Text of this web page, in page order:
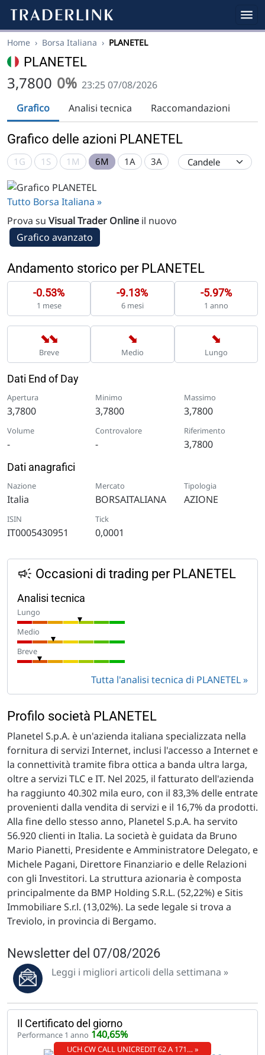
Home › Borsa Italiana › PLANETEL
PLANETEL
3,7800 0% 23:25 07/08/2026
Grafico
Analisi tecnica Raccomandazioni
Grafico delle azioni PLANETEL
1G 1S 1M 6M 1A 3A
Tutto Borsa Italiana »
Prova su Visual Trader Online il nuovo
Grafico avanzato
Andamento storico per PLANETEL
-0.53%
1 mese
-9.13%
6 mesi
-5.97%
1 anno
➡
➡
Breve
➡
Medio
➡
Lungo
Dati End of Day
Apertura
3,7800
Minimo
3,7800
Massimo
3,7800
Volume
-
Controvalore
-
Riferimento
3,7800
Dati anagrafici
Nazione
Italia
Mercato
BORSAITALIANA
Tipologia
AZIONE
ISIN
IT0005430951
Tick
0,0001
Occasioni di trading per PLANETEL
Analisi tecnica
Lungo
Medio
Breve
Tutta l'analisi tecnica di PLANETEL
Profilo società PLANETEL
Planetel S.p.A. è un'azienda italiana specializzata nella
fornitura di servizi Internet, inclusi l'accesso a Internet e
la connettività tramite fibra ottica a banda ultra larga,
oltre a servizi TLC e IT. Nel 2025, il fatturato dell'azienda
ha raggiunto 40.302 mila euro, con il 83,3% delle entrate
provenienti dalla vendita di servizi e il 16,7% da prodotti.
Alla fine dello stesso anno, Planetel S.p.A. ha servito
56.920 clienti in Italia. La società è guidata da Bruno
Mario Pianetti, Presidente e Amministratore Delegato, e
Michele Pagani, Direttore Finanziario e delle Relazioni
con gli Investitori. La struttura azionaria è composta
principalmente da BMP Holding S.R.L. (52,22%) e Sitis
Immobiliare S.r.l. (13,02%). La sede legale si trova a
Treviolo, in provincia di Bergamo.
Newsletter del 07/08/2026
Leggi i migliori articoli della settimana »
Il Certificato del giorno
Performance 1 anno 140,65%
UCH CW CALL UNICREDIT 62 A 171… »